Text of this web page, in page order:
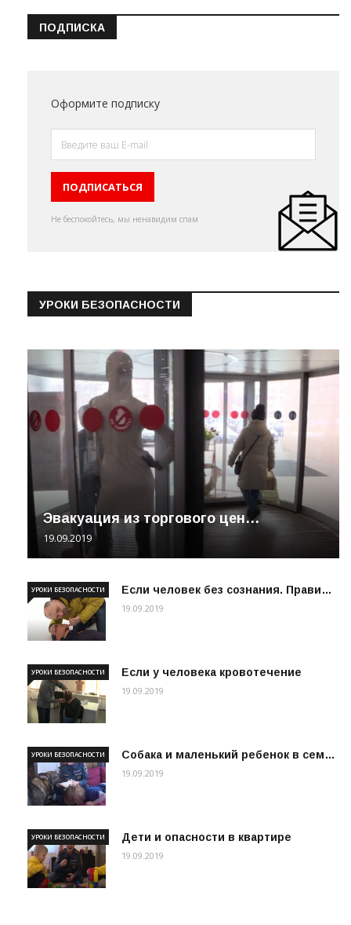
ПОДПИСКА
Оформите подписку
Не беспокойтесь, мы ненавидим спам
УРОКИ БЕЗОПАСНОСТИ
Эвакуация из торгового цен…
19.09.2019
Если человек без сознания. Прави…
УРОКИ БЕЗОПАСНОСТИ
19.09.2019
Если у человека кровотечение
УРОКИ БЕЗОПАСНОСТИ
19.09.2019
Собака и маленький ребенок в сем…
УРОКИ БЕЗОПАСНОСТИ
19.09.2019
Дети и опасности в квартире
УРОКИ БЕЗОПАСНОСТИ
19.09.2019